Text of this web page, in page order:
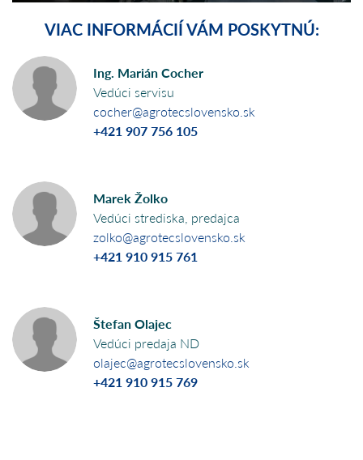
VIAC INFORMÁCIÍ VÁM POSKYTNÚ:
Ing. Marián Cocher
Vedúci servisu
cocher@agrotecslovensko.sk
+421 907 756 105
Marek Žolko
Vedúci strediska, predajca
zolko@agrotecslovensko.sk
+421 910 915 761
Štefan Olajec
Vedúci predaja ND
olajec@agrotecslovensko.sk
+421 910 915 769